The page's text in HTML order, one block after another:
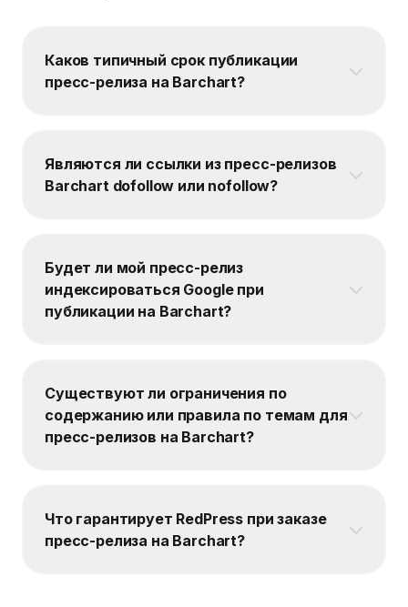
Каков типичный срок публикации
пресс-релиза на Barchart?
Являются ли ссылки из пресс-релизов
Barchart dofollow или nofollow?
Будет ли мой пресс-релиз
индексироваться Google при
публикации на Barchart?
Существуют ли ограничения по
содержанию или правила по темам для
пресс-релизов на Barchart?
Что гарантирует RedPress при заказе
пресс-релиза на Barchart?